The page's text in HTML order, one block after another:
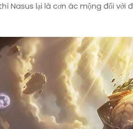
Nasus lại là cơn ác mộng đối với